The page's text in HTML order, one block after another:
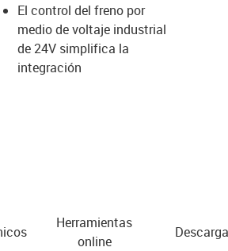
El control del freno por
medio de voltaje industrial
de 24V simplifica la
integración
Herramientas
online